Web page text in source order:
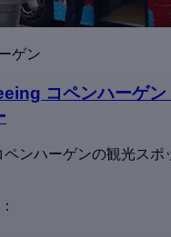
ゲン
コペンハーゲン
ンハーゲンの観光スポ